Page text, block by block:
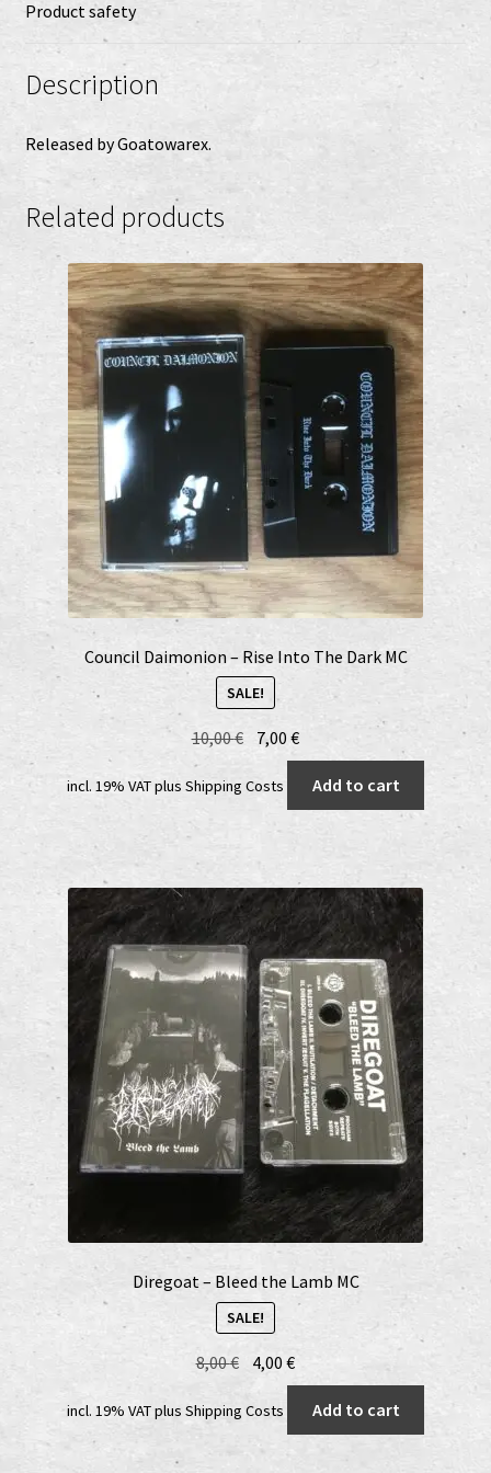
Product safety
Description
Released by Goatowarex.
Related products
Council Daimonion – Rise Into The Dark MC
SALE!
10,00€ Original
was:
7,00€Current
price
is:
incl. 19% VATplus Shipping Costs Add to cart
Diregoat – Bleed the Lamb MC
SALE!
8,00€ Original
was:
8,00 €.
4,00€Current
price
incl. 19% VATplus Shipping Costs Add to cart